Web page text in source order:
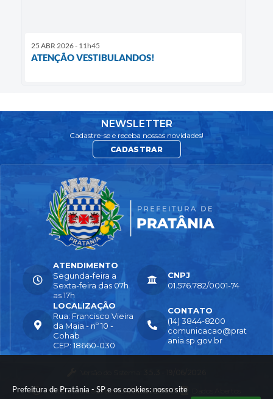
Prefeitura de Pratânia - SP e os cookies: nosso site
25 ABR 2026 - 11h45
ATENÇÃO VESTIBULANDOS!
NEWSLETTER
Cadastre-se e receba nossas novidades!
CADASTRAR
LOCALIZAÇÃO
Rua: Francisco Vieira
da Maia - nº 10 -
Cohab
CEP: 18660-030
CONTATO
(14) 3844-8200
comunicacao@prat
ania.sp.gov.br
ATENDIMENTO
Segunda-feira a
Sexta-feira das 07h
as 17h
CNPJ
01.576.782/0001-74
Portal atualizado em:04/08/2026 16:55